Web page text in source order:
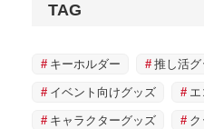
TAG
キーホルダー 推し活グ
イベント向けグッズ
キャラクターグッズ ク